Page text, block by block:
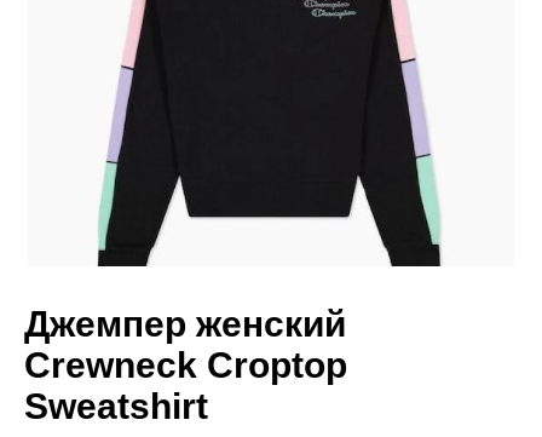
Джемпер женский
Crewneck Croptop
Sweatshirt